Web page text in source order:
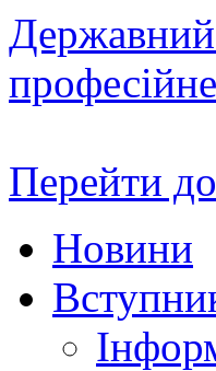
Державний
Перейти
Новини